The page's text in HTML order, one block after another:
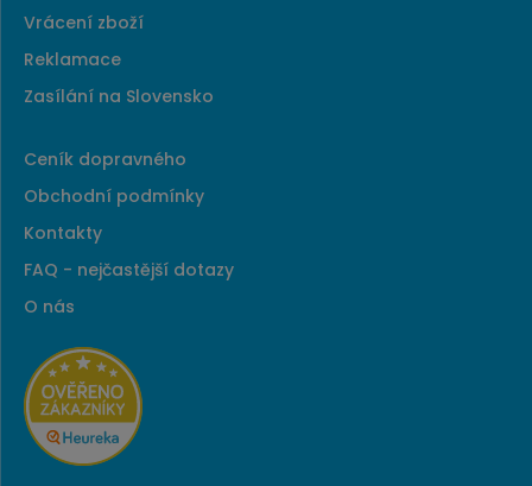
Vrácení zboží
Reklamace
Zasílání na Slovensko
Ceník dopravného
Obchodní podmínky
Kontakty
FAQ - nejčastější dotazy
O nás